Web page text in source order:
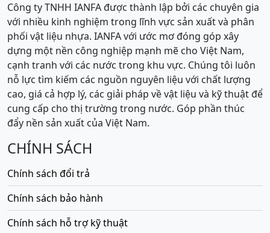
Công ty TNHH IANFA được thành lập bởi các chuyên gia
với nhiều kinh nghiệm trong lĩnh vực sản xuất và phân
phối vật liệu nhựa. IANFA với ước mơ đóng góp xây
dựng một nền công nghiệp mạnh mẽ cho Việt Nam,
cạnh tranh với các nước trong khu vực. Chúng tôi luôn
nỗ lực tìm kiếm các nguồn nguyên liệu với chất lượng
cao, giá cả hợp lý, các giải pháp về vật liệu và kỹ thuật để
cung cấp cho thị trường trong nước. Góp phần thúc
đẩy nền sản xuất của Việt Nam.
CHÍNH SÁCH
Chính sách đổi trả
Chính sách bảo hành
Chính sách hỗ trợ kỹ thuật